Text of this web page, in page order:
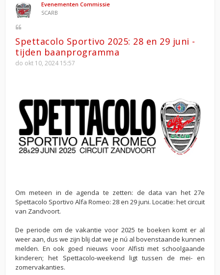
Evenementen Commissie
SCARB
Spettacolo Sportivo 2025: 28 en 29 juni -
tijden baanprogramma
do okt 10, 2024 15:57
Om meteen in de agenda te zetten: de data van het 27e
Spettacolo Sportivo Alfa Romeo: 28 en 29 juni. Locatie: het circuit
van Zandvoort.
De periode om de vakantie voor 2025 te boeken komt er al
weer aan, dus we zijn blij dat we je nú al bovenstaande kunnen
melden. En ook goed nieuws voor Alfisti met schoolgaande
kinderen; het Spettacolo-weekend ligt tussen de mei- en
zomervakanties.